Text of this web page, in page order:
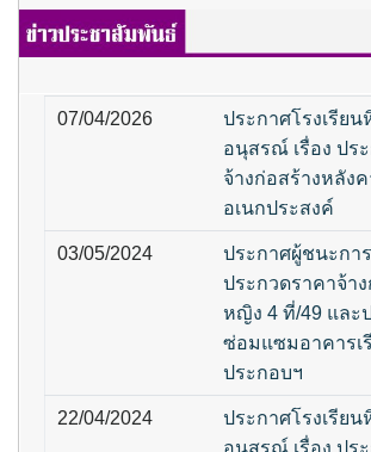
07/04/2026
ประกาศโรงเรีย
อนุสรณ์ เรื่อง ปร
จ้างก่อสร้างหลัง
อเนกประสงค์
03/05/2024
ประกาศผู้ชนะกา
ประกวดราคาจ้า
หญิง 4 ที่/49 และ
ซ่อมแซมอาคารเ
ประกอบฯ
22/04/2024
ประกาศโรงเรีย
อนุสรณ์ เรื่อง ปร